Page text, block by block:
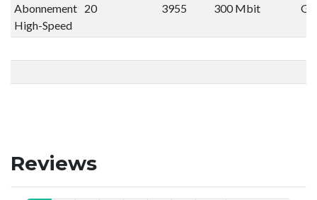
Abonnement
High-Speed
20 3955 300 Mbit
Reviews